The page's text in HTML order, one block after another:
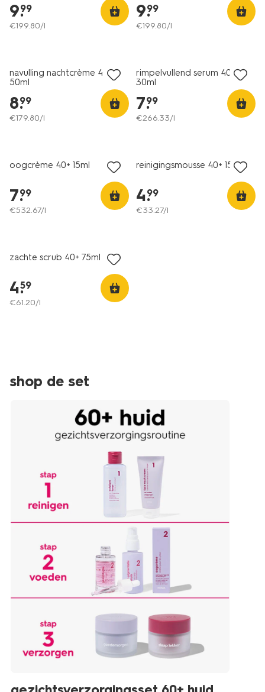
9.
99
€199.80/l
9.
99
€199.80/l
navulling nachtcrème 40+
50ml
8.
99
€179.80/l
rimpelvullend serum 40+
30ml
7.
99
€266.33/l
oogcrème 40+ 15ml
7.
99
€532.67/l
reinigingsmousse 40+ 150ml
4.
99
€33.27/l
zachte scrub 40+ 75ml
4.
59
€61.20/l
shop de set